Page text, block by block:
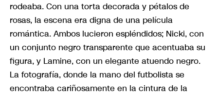
rodeaba. Con una torta decorada y pétalos de
rosas, la escena era digna de una película
romántica. Ambos lucieron espléndidos; Nicki, con
un conjunto negro transparente que acentuaba su
figura, y Lamine, con un elegante atuendo negro.
La fotografía, donde la mano del futbolista se
encontraba cariñosamente en la cintura de la